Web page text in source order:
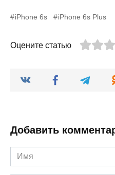
iPhone 6s iPhone 6s Plus
Оцените статью
Добавить
Имя
*